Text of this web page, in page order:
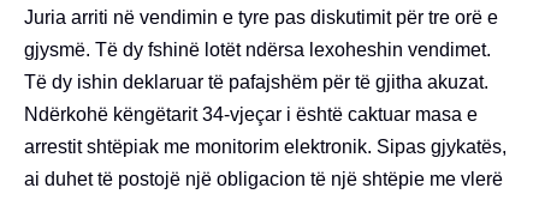
Juria arriti në vendimin e tyre pas diskutimit për tre orë e
gjysmë. Të dy fshinë lotët ndërsa lexoheshin vendimet.
Të dy ishin deklaruar të pafajshëm për të gjitha akuzat.
Ndërkohë këngëtarit 34-vjeçar i është caktuar masa e
arrestit shtëpiak me monitorim elektronik. Sipas gjykatës,
ai duhet të postojë një obligacion të një shtëpie me vlerë